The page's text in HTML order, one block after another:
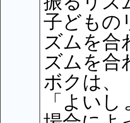
子どもの
ズムを合
ズムを合
ボクは、
「よい